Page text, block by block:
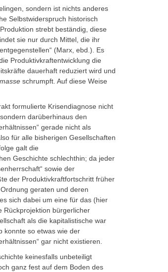
sondern ist nichts anderes
Selbstwiderspruch historisch
strebt beständig, diese
sie nur durch Mittel, die ihr
(Marx, ebd.). Es
Produktivkraftentwicklung die
dauerhaft reduziert wird und
schrumpft. Auf diese Weise
formulierte Krisendiagnose nicht
darüberhinaus den
gerade nicht als
für alle bisherigen Gesellschaften
galt die
Geschichte schlechthin; da jeder
sowie der
der Produktivkraftfortschritt früher
geraten und deren
sich dabei um eine für das (hier
Rückprojektion bürgerlicher
als die kapitalistische war
konnte so etwas wie der
gar nicht existieren.
keinesfalls unbeteiligt
ganz fest auf dem Boden des